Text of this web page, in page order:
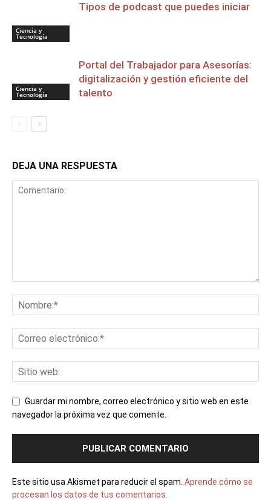
Ciencia y
Tecnología
Tipos de podcast que puedes iniciar
Ciencia y
Tecnología
Portal del Trabajador para Asesorías:
digitalización y gestión eficiente del
talento
DEJA UNA RESPUESTA
Guardar mi nombre, correo electrónico y sitio web en este
navegador la próxima vez que comente.
Este sitio usa Akismet para reducir el spam. Aprende cómo se
procesan los datos de tus comentarios.